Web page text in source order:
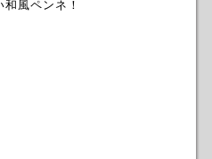
風ペンネ！